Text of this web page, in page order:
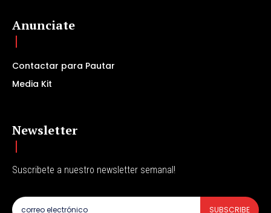
Anunciate
Contactar para Pautar
Media Kit
Newsletter
Suscribete a nuestro newsletter semanal!
SUBSCRIBE